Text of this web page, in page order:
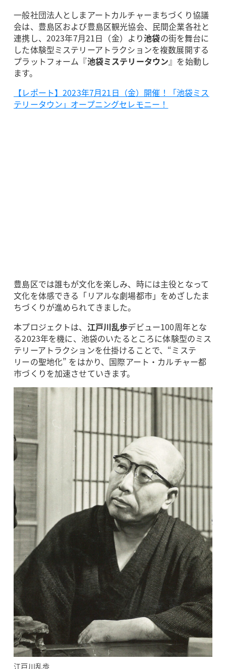
一般社団法人としまアートカルチャーまちづくり協議
会は、豊島区および豊島区観光協会、民間企業各社と
連携し、2023年7月21日（金）より池袋の街を舞台に
した体験型ミステリーアトラクションを複数展開する
プラットフォーム『池袋ミステリータウン』を始動し
ます。
【レポート】2023年7月21日（金）開催！「池袋ミス
テリータウン」オープニングセレモニー！
豊島区では誰もが文化を楽しみ、時には主役となって
文化を体感できる「リアルな劇場都市」をめざしたま
ちづくりが進められてきました。
本プロジェクトは、 江戸川乱歩デビュー100周年とな
る2023年を機に、池袋のいたるところに体験型のミス
テリーアトラクションを仕掛けることで、“ミステ
リーの聖地化” をはかり、国際アート・カルチャー都
市づくりを加速させていきます。
江戸川乱歩